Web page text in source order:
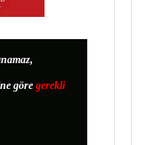
göre gerekli